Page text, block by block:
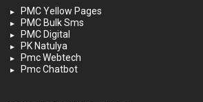
PMC Yellow Pages
PMC Bulk Sms
PMC Digital
PK Natulya
Pmc Webtech
Pmc Chatbot